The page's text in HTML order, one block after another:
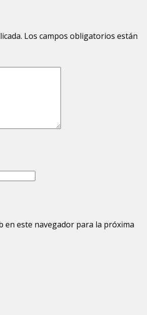
Los campos obligatorios están
en este navegador para la próxima